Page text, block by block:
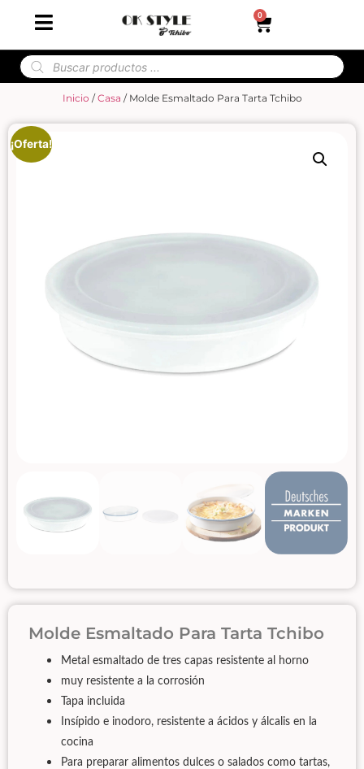
0
Inicio /Casa / Molde Esmaltado Para Tarta Tchibo
¡Oferta!
Molde Esmaltado Para Tarta Tchibo
Metal esmaltado de tres capas resistente al horno
muy resistente a la corrosión
Tapa incluida
Insípido e inodoro, resistente a ácidos y álcalis en la
cocina
Para preparar alimentos dulces o salados como tartas,